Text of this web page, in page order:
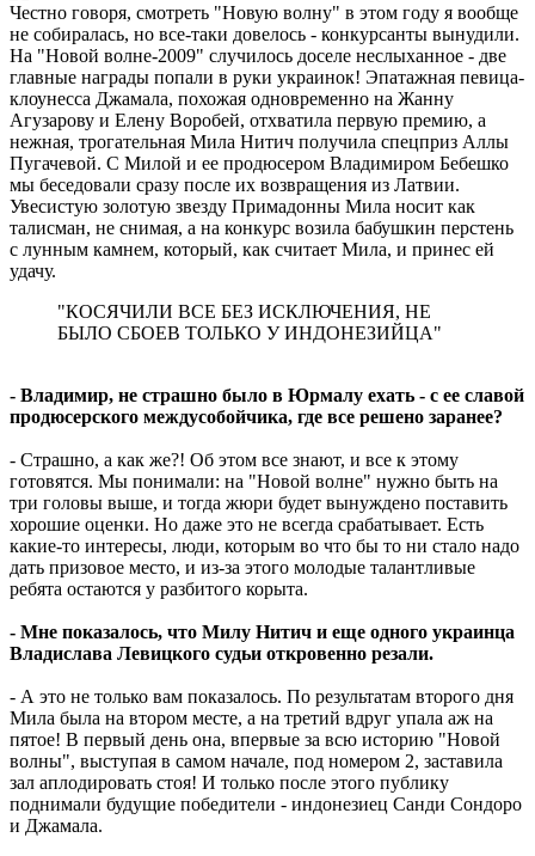
Честно говоря, смотреть "Новую волну" в этом году я вообще
не собиралась, но все-таки довелось - конкурсанты вынудили.
На "Новой волне-2009" случилось доселе неслыханное - две
главные награды попали в руки украинок! Эпатажная певица-
клоунесса Джамала, похожая одновременно на Жанну
Агузарову и Елену Воробей, отхватила первую премию, а
нежная, трогательная Мила Нитич получила спецприз Аллы
Пугачевой. С Милой и ее продюсером Владимиром Бебешко
мы беседовали сразу после их возвращения из Латвии.
Увесистую золотую звезду Примадонны Мила носит как
талисман, не снимая, а на конкурс возила бабушкин перстень
с лунным камнем, который, как считает Мила, и принес ей
удачу.
"КОСЯЧИЛИ ВСЕ БЕЗ ИСКЛЮЧЕНИЯ, НЕ
БЫЛО СБОЕВ ТОЛЬКО У ИНДОНЕЗИЙЦА"
- Владимир, не страшно было в Юрмалу ехать - с ее славой
продюсерского междусобойчика, где все решено заранее?
- Страшно, а как же?! Об этом все знают, и все к этому
готовятся. Мы понимали: на "Новой волне" нужно быть на
три головы выше, и тогда жюри будет вынуждено поставить
хорошие оценки. Но даже это не всегда срабатывает. Есть
какие-то интересы, люди, которым во что бы то ни стало надо
дать призовое место, и из-за этого молодые талантливые
ребята остаются у разбитого корыта.
- Мне показалось, что Милу Нитич и еще одного украинца
Владислава Левицкого судьи откровенно резали.
- А это не только вам показалось. По результатам второго дня
Мила была на втором месте, а на третий вдруг упала аж на
пятое! В первый день она, впервые за всю историю "Новой
волны", выступая в самом начале, под номером 2, заставила
зал аплодировать стоя! И только после этого публику
поднимали будущие победители - индонезиец Санди Сондоро
и Джамала.